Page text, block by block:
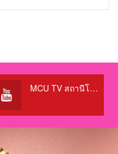
MCU TV สถานีโทรทัศน์เพื่อการศึกษา @OfficialTBCChannel